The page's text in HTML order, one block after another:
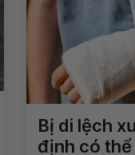
Bị di lệch
định có